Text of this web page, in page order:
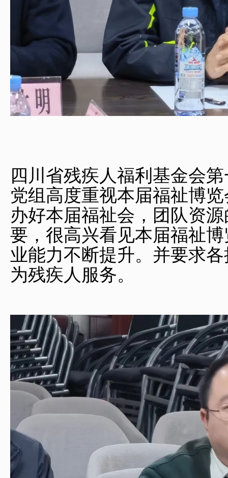
四川省残疾人福利基金会
党组高度重视本届福祉博
办好本届福祉会，团队资
要，很高兴看见本届福祉
业能力不断提升。并要求
为残疾人服务。